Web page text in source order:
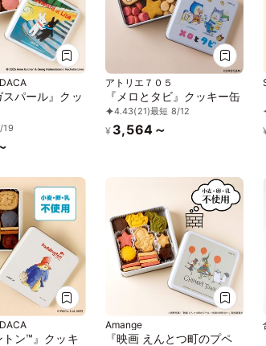
スパール』クッ
19
アトリエ７０５
『メロとタビ』クッキー缶
4.43(21)最短 8/12
¥ 3,564～
トン™』クッキ
Amange
『映画 えんとつ町のプペ